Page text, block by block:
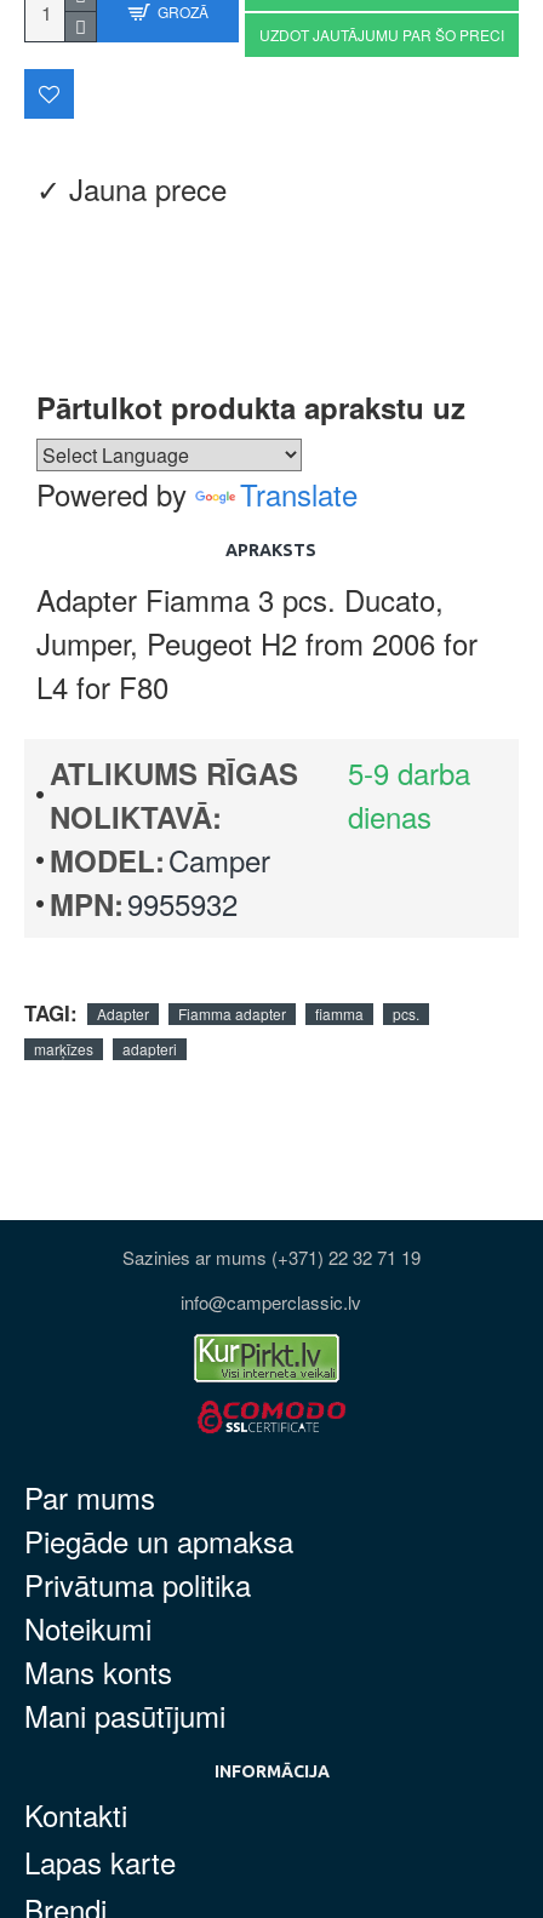
✓ Jauna prece
Pārtulkot produkta aprakstu uz
Powered by Translate
APRAKSTS
Adapter Fiamma 3 pcs. Ducato,
Jumper, Peugeot H2 from 2006 for
L4 for F80
ATLIKUMS RĪGAS
NOLIKTAVĀ:
5-9 darba
dienas
MODEL:Camper
MPN:9955932
GROZĀ
UZDOT JAUTĀJUMU PAR ŠO PRECI
TAGI: Adapter Fiamma adapter fiamma
pcs.
marķīzes
adapteri
Sazinies ar mums (+371) 22 32 71 19
info@camperclassic.lv
Par mums
Piegāde un apmaksa
Privātuma politika
Noteikumi
Mans konts
Mani pasūtījumi
INFORMĀCIJA
Kontakti
Lapas karte
Brendi